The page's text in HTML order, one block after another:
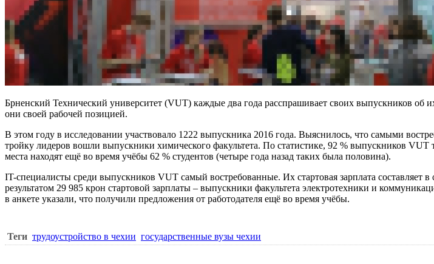
Брненский Технический университет (VUT) каждые два года расспрашивает своих выпускников об
они своей рабочей позицией.
В этом году в исследовании участвовало 1222 выпускника 2016 года. Выяснилось, что самыми
тройку лидеров вошли выпускники химического факультета. По статистике, 92 % выпускников VUT
места находят ещё во время учёбы 62 % студентов (четыре года назад таких была половина).
IT-специалисты среди выпускников VUT самый востребованные. Их стартовая зарплата составляет
результатом 29 985 крон стартовой зарплаты – выпускники факультета электротехники и
в анкете указали, что получили предложения от работодателя ещё во время учёбы.
Теги трудоустройство в чехии государственные вузы чехии